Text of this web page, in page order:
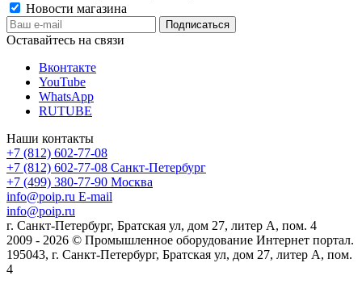
Новости магазина
Оставайтесь на связи
Вконтакте
YouTube
WhatsApp
RUTUBE
Наши контакты
+7 (812) 602-77-08
+7 (812) 602-77-08 Санкт-Петербург
+7 (499) 380-77-90 Москва
info@poip.ru E-mail
info@poip.ru
г. Санкт-Петербург, Братская ул, дом 27, литер А, пом. 4
2009 - 2026 © Промышленное оборудование Интернет портал.
195043, г. Санкт-Петербург, Братская ул, дом 27, литер А, пом.
4